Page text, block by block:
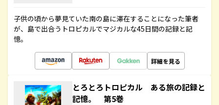
子供の頃から夢見ていた南の島に滞在することになった筆者
が、島で出合うトロピカルでマジカルな45日間の記録と記
憶。
詳細を見る
とろとろトロピカル ある旅の記録と
記憶。 第5巻